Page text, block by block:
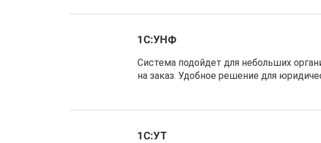
1С:УНФ
Система подойдет для небольших
на заказ. Удобное решение для
1С:УТ